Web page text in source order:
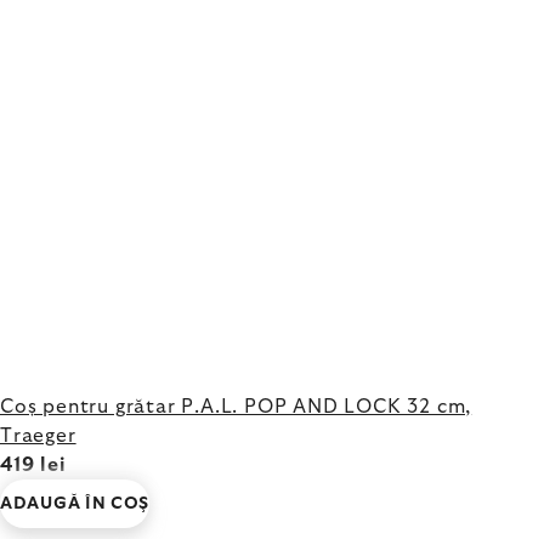
Coș pentru grătar P.A.L. POP AND LOCK 32 cm,
Traeger
419 lei
ADAUGĂ ÎN COŞ